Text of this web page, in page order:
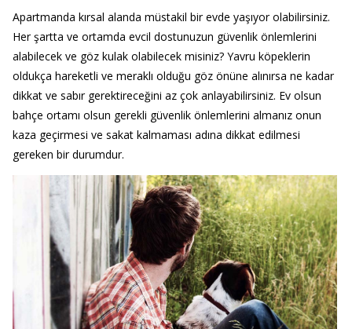
Apartmanda kırsal alanda müstakil bir evde yaşıyor olabilirsiniz.
Her şartta ve ortamda evcil dostunuzun güvenlik önlemlerini
alabilecek ve göz kulak olabilecek misiniz? Yavru köpeklerin
oldukça hareketli ve meraklı olduğu göz önüne alınırsa ne kadar
dikkat ve sabır gerektireceğini az çok anlayabilirsiniz. Ev olsun
bahçe ortamı olsun gerekli güvenlik önlemlerini almanız onun
kaza geçirmesi ve sakat kalmaması adına dikkat edilmesi
gereken bir durumdur.